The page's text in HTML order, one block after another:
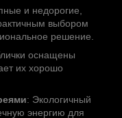
и недорогие,
выбором
решение.
оснащены
их хорошо
: Экологичный
энергию для